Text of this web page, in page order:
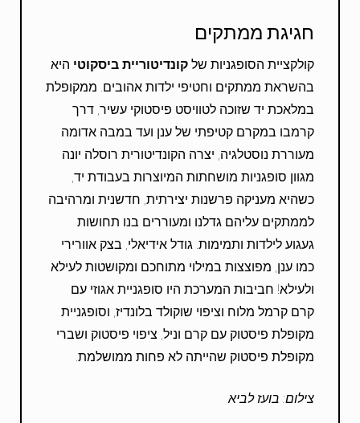
חגיגת ממתקים
קולקציית הסופגניות של קונדיטוריית ביסקוטי היא
בהשראת ממתקים וחטיפי ילדות אהובים. ממקופלת
במלאכת יד שזוכה לטוויסט פיסטוקי עשיר, דרך
קרמבו במקרם קטיפתי של ענן ועד במבה אדומה
מעוררת נוסטלגיה, יצרה הקונדיטורית רוסלה יונה
מגוון סופגניות מושחתות המיוצרות בעבודת יד,
כשהיא מעניקה פרשנות יצירתית, חדשנית ומרהיבה
לממתקים עליהם גדלנו ומעוררים בנו תחושות
געגוע לילדות ותמימות. גודל אידיאלי, בצק אוורירי
כמו ענן, מפוצצות במילוי מתוחכם ומקושטות לעילא
ולעילא! חביבות המערכת היו סופגניית אגוזי עם
קרם קרמל מלוח וציפוי שוקולד בלונדיז, וסופגניית
מקופלת פיסטוק עם קרם וניל, ציפוי פיסטוק ושברי
מקופלת פיסטוק שהייתה לא פחות ממושלמת.
צילום: בועז לביא